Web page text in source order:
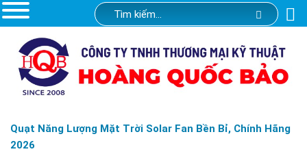
Quạt Năng Lượng Mặt Trời Solar Fan Bền Bỉ, Chính Hãng
2026